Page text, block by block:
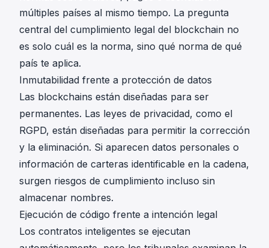
múltiples países al mismo tiempo. La pregunta
central del cumplimiento legal del blockchain no
es solo cuál es la norma, sino qué norma de qué
país te aplica.
Inmutabilidad frente a protección de datos
Las blockchains están diseñadas para ser
permanentes. Las leyes de privacidad, como el
RGPD, están diseñadas para permitir la corrección
y la eliminación. Si aparecen datos personales o
información de carteras identificable en la cadena,
surgen riesgos de cumplimiento incluso sin
almacenar nombres.
Ejecución de código frente a intención legal
Los contratos inteligentes se ejecutan